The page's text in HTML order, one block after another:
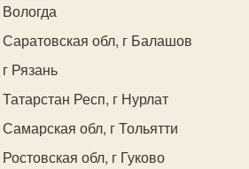
обл, г Балашов
Рязань
Респ, г Нурлат
обл, г Тольятти
обл, г Гуково